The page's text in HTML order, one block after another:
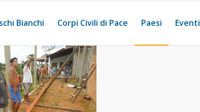
Bianchi Corpi Civili di Pace Paesi Eventi